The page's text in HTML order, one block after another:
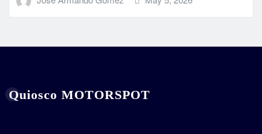
Quiosco MOTORSPOT